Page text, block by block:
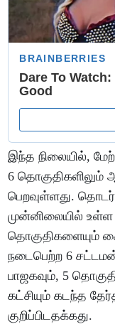
இந்த நிலையில்,
6 தொகுதிகளிலும்
பெறவுள்ளது.
முன்னிலையில் உள்ள
தொகுதிகளையும்
நடைபெற்ற 6
பாஜகவும், 5
கட்சியும் கடந்த
குறிப்பிடதக்கது.